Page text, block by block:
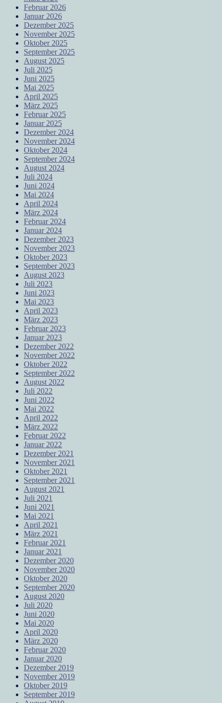
Februar 2026
Januar 2026
Dezember 2025
November 2025
Oktober 2025
September 2025
August 2025
Juli 2025
Juni 2025
Mai 2025
April 2025
März 2025
Februar 2025
Januar 2025
Dezember 2024
November 2024
Oktober 2024
September 2024
August 2024
Juli 2024
Juni 2024
Mai 2024
April 2024
März 2024
Februar 2024
Januar 2024
Dezember 2023
November 2023
Oktober 2023
September 2023
August 2023
Juli 2023
Juni 2023
Mai 2023
April 2023
März 2023
Februar 2023
Januar 2023
Dezember 2022
November 2022
Oktober 2022
September 2022
August 2022
Juli 2022
Juni 2022
Mai 2022
April 2022
März 2022
Februar 2022
Januar 2022
Dezember 2021
November 2021
Oktober 2021
September 2021
August 2021
Juli 2021
Juni 2021
Mai 2021
April 2021
März 2021
Februar 2021
Januar 2021
Dezember 2020
November 2020
Oktober 2020
September 2020
August 2020
Juli 2020
Juni 2020
Mai 2020
April 2020
März 2020
Februar 2020
Januar 2020
Dezember 2019
November 2019
Oktober 2019
September 2019